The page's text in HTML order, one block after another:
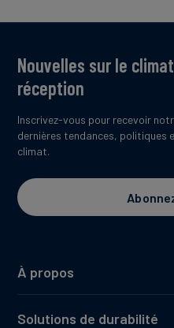
À propos
Solutions de durabilité
Nouvelles sur le
réception
Inscrivez-vous pour recevoir
dernières tendances, politiques
climat.